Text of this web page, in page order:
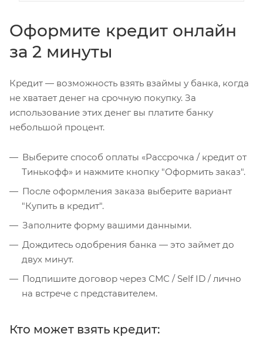
Оформите кредит онлайн
за 2 минуты
Кредит — возможность взять взаймы у банка, когда
не хватает денег на срочную покупку. За
использование этих денег вы платите банку
небольшой процент.
Выберите способ оплаты «Рассрочка / кредит от
Тинькофф» и нажмите кнопку "Оформить заказ".
После оформления заказа выберите вариант
"Купить в кредит".
Заполните форму вашими данными.
Дождитесь одобрения банка — это займет до
двух минут.
Подпишите договор через СМС / Self ID / лично
на встрече с представителем.
Кто может взять кредит: